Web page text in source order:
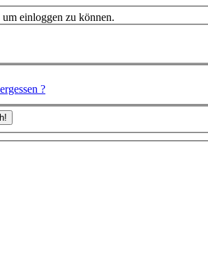
einloggen zu können.
?